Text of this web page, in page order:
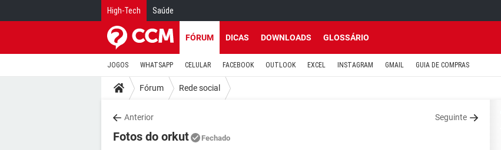
High-Tech Saúde
FÓRUM DICAS DOWNLOADS GLOSSÁRIO
JOGOS WHATSAPP CELULAR FACEBOOK OUTLOOK EXCEL INSTAGRAM GMAIL GUIA DE COMPRAS
Fórum Rede social
Anterior Seguinte
Fotos do orkut Fechado